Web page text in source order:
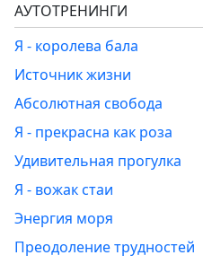
АУТОТРЕНИНГИ
Я - королева бала
Источник жизни
Абсолютная свобода
Я - прекрасна как роза
Удивительная прогулка
Я - вожак стаи
Энергия моря
Преодоление трудностей